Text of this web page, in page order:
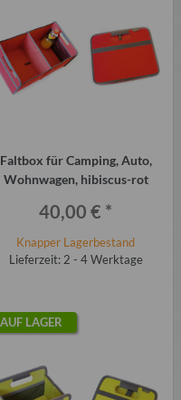
Faltbox für Camping, Auto,
Wohnwagen, hibiscus-rot
40,00 € *
Knapper Lagerbestand
Lieferzeit: 2 - 4 Werktage
AUF LAGER